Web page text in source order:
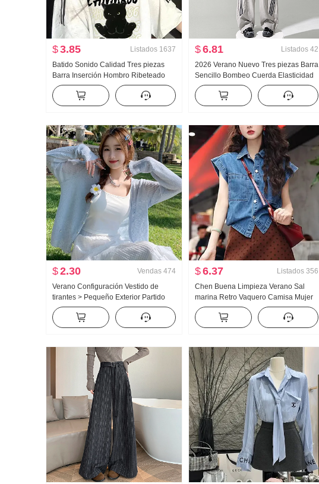
$3.85 Listados 1637
Batido Sonido Calidad Tres piezas
Barra Inserción Hombro Ribeteado
210 Gramo Algodón Puro Holgado
Contraste de color Top 2025
Primavera Nuevo Manga corta Mujer
$6.81 Listados 42
2026 Verano Nuevo Tres piezas Barra
Sencillo Bombeo Cuerda Elasticidad
Casual Versátil Casual Pantalones
cargo Mujer
$2.30 Vendas 474
Verano Configuración Vestido de
tirantes > Pequeño Exterior Partido
Cárdigan Versión ligera Tejido para
mujer Pequeño Chal Hielo Seda Tul
Protección solar Abrigo Top
$6.37 Listados 356
Chen Buena Limpieza Verano Sal
marina Retro Vaquero Camisa Mujer
Para uso exterior Diseño Sentido
Casual Top